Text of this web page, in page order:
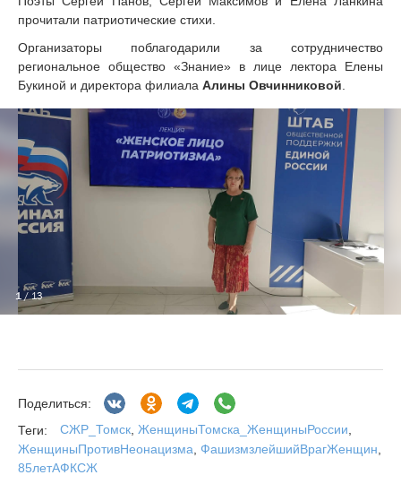
прочитали патриотические стихи.
Организаторы поблагодарили за сотрудничество
региональное общество «Знание» в лице лектора Елены
Букиной и директора филиала Алины Овчинниковой.
1/ 13
Поделиться:
Теги:
СЖР_Томск, ЖенщиныТомска_ЖенщиныРоссии,
ЖенщиныПротивНеонацизма ФашизмзлейшийВрагЖенщин
85летАФКСЖ